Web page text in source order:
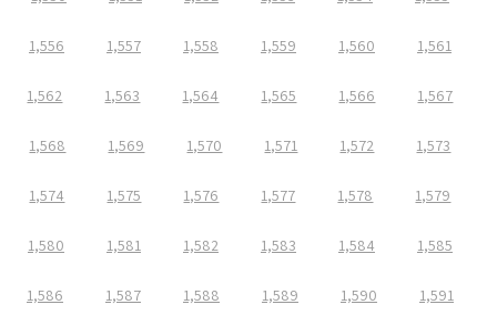
1,556 1,557 1,558 1,559 1,560 1,561
1,562 1,563 1,564 1,565 1,566 1,567
1,568 1,569 1,570 1,571 1,572 1,573
1,574 1,575 1,576 1,577 1,578 1,579
1,580 1,581 1,582 1,583 1,584 1,585
1,586 1,587 1,588 1,589 1,590 1,591